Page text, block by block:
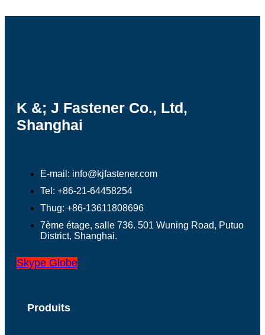
K &; J Fastener Co., Ltd,
Shanghai
E-mail: info@kjfastener.com
Tel: +86-21-64458254
Thug: +86-13611808696
7ème étage, salle 736. 501 Wuning Road, Putuo
District, Shanghai.
Skype Globe
Produits